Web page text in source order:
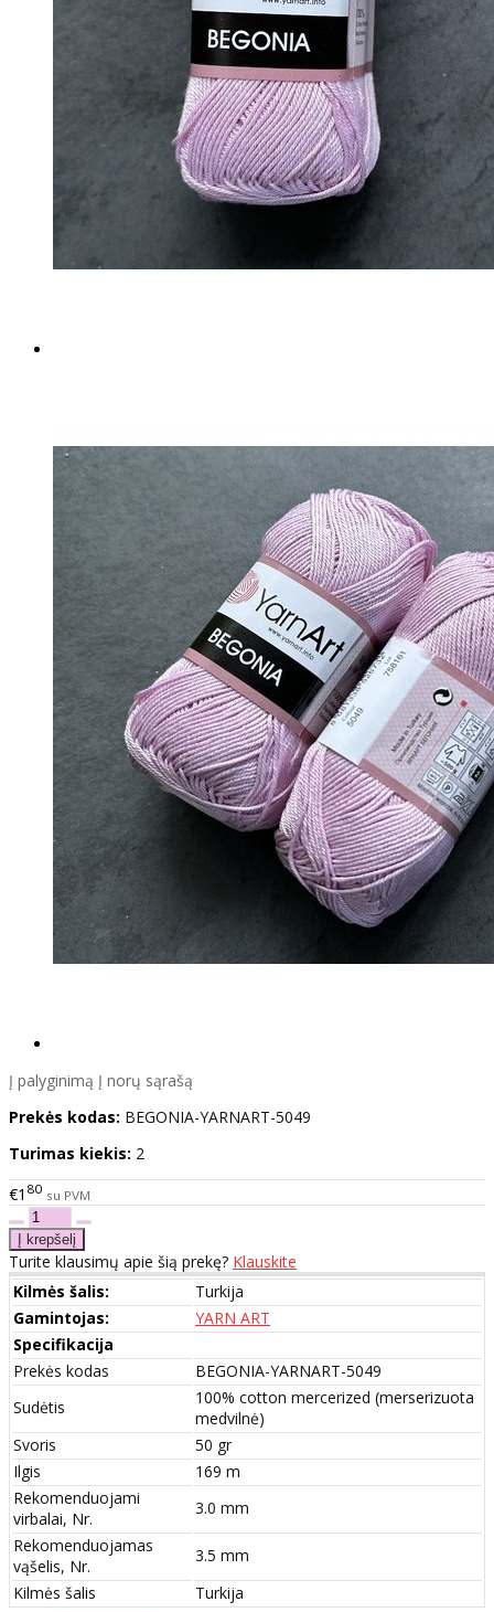
Į palyginimą Į norų sąrašą
Prekės kodas: BEGONIA-YARNART-5049
Turimas kiekis: 2
€1 80 su PVM
Turite klausimų apie šią prekę? Klauskite
Kilmės šalis:
Turkija
Gamintojas:
YARN ART
Specifikacija
Prekės kodas
BEGONIA-YARNART-5049
Sudėtis
100% cotton mercerized (merserizuota
medvilnė)
Svoris
50 gr
Ilgis
169 m
Rekomenduojami
virbalai, Nr.
3.0 mm
Rekomenduojamas
vąšelis, Nr.
3.5 mm
Kilmės šalis
Turkija